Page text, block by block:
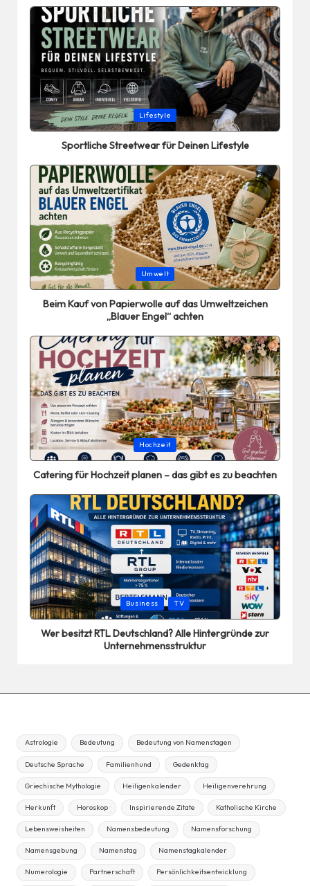
Posted
in
Lifestyle
Sportliche Streetwear für Deinen Lifestyle
Posted
in
Umwelt
Beim Kauf von Papierwolle auf das Umweltzeichen
„Blauer Engel“ achten
Posted
in
Hochzeit
Catering für Hochzeit planen – das gibt es zu beachten
Posted
in
Business TV
Wer besitzt RTL Deutschland? Alle Hintergründe zur
Unternehmensstruktur
Astrologie Bedeutung Bedeutung von Namenstagen
Deutsche Sprache Familienhund Gedenktag
Griechische Mythologie Heiligenkalender Heiligenverehrung
Herkunft Horoskop Inspirierende Zitate Katholische Kirche
Lebensweisheiten Namensbedeutung Namensforschung
Namensgebung Namenstag Namenstagkalender
Numerologie Partnerschaft Persönlichkeitsentwicklung